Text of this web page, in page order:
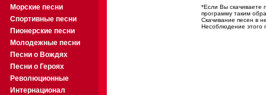
Морские песни
Спортивные песни
Пионерские песни
Молодежные песни
Песни о Вождях
Песни о Героях
Революционные
Интернационал
*Если Вы скачиваете
программу таким
Скачивание песен в
Несоблюдение этого